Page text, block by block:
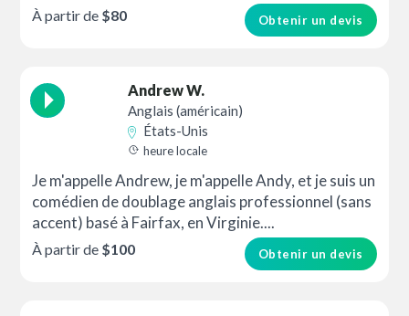
Obtenir un devis
À partir de $80
Andrew W.
Anglais (américain)
États-Unis
heure locale
Je m'appelle Andrew, je m'appelle Andy, et je suis un
comédien de doublage anglais professionnel (sans
accent) basé à Fairfax, en Virginie....
Obtenir un devis
À partir de $100